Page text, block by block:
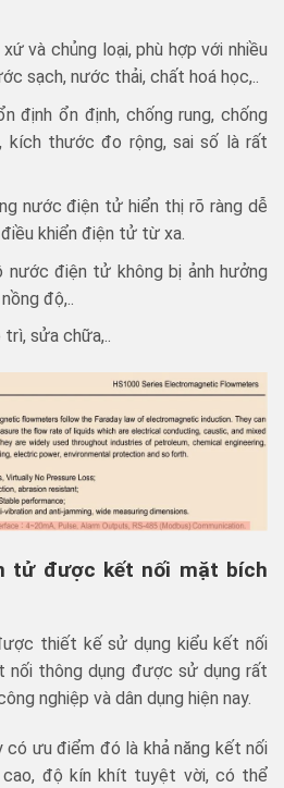
và chủng loại, phù hợp với nhiều
sạch, nước thải, chất hoá học,..
định ổn định, chống rung, chống
kích thước đo rộng, sai số là rất
nước điện tử hiển thị rõ ràng dễ
khiển điện tử từ xa.
nước điện tử không bị ảnh hưởng
độ,..
sửa chữa,..
tử được kết nối mặt bích
thiết kế sử dụng kiểu kết nối
nối thông dụng được sử dụng rất
nghiệp và dân dụng hiện nay.
có ưu điểm đó là khả năng kết nối
cao, độ kín khít tuyệt vời, có thể